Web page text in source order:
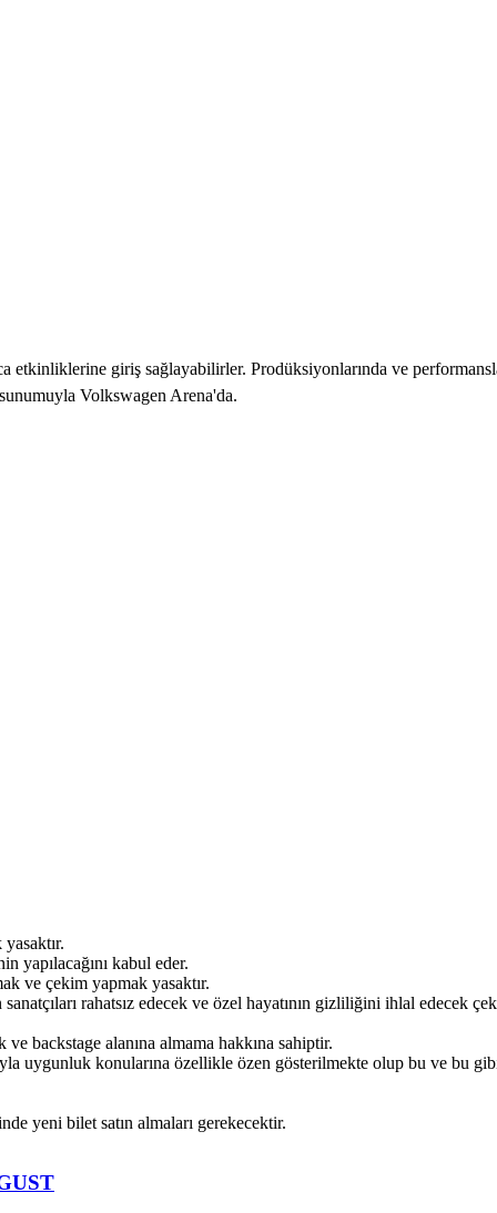
giriş sağlayabilirler. Prodüksiyonlarında ve
Volkswagen Arena'da.
yapılacağını kabul eder.
ve çekim yapmak yasaktır.
rahatsız edecek ve özel hayatının gizliliğini ihlal edecek
backstage alanına almama hakkına sahiptir.
uygunluk konularına özellikle özen gösterilmekte olup bu ve bu
yeni bilet satın almaları gerekecektir.